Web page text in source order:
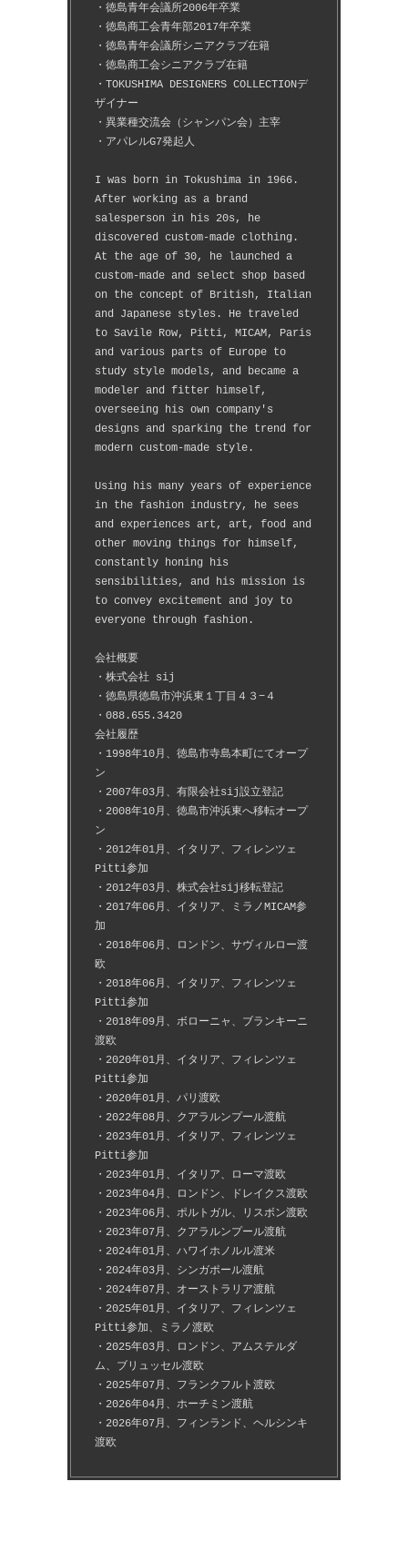
・徳島青年会議所2006年卒業
・徳島商工会青年部2017年卒業
・徳島青年会議所シニアクラブ在籍
・徳島商工会シニアクラブ在籍
・TOKUSHIMA DESIGNERS COLLECTIONデ
ザイナー
・異業種交流会（シャンパン会）主宰
・アパレルG7発起人
I was born in Tokushima in 1966.
After working as a brand
salesperson in his 20s, he
discovered custom-made clothing.
At the age of 30, he launched a
custom-made and select shop based
on the concept of British, Italian
and Japanese styles. He traveled
to Savile Row, Pitti, MICAM, Paris
and various parts of Europe to
study style models, and became a
modeler and fitter himself,
overseeing his own company's
designs and sparking the trend for
modern custom-made style.
Using his many years of experience
in the fashion industry, he sees
and experiences art, art, food and
other moving things for himself,
constantly honing his
sensibilities, and his mission is
to convey excitement and joy to
everyone through fashion.
会社概要
・株式会社 sij
・徳島県徳島市沖浜東１丁目４３−４
・088.655.3420
会社履歴
・1998年10月、徳島市寺島本町にてオープ
ン
・2007年03月、有限会社sij設立登記
・2008年10月、徳島市沖浜東へ移転オープ
ン
・2012年01月、イタリア、フィレンツェ
Pitti参加
・2012年03月、株式会社sij移転登記
・2017年06月、イタリア、ミラノMICAM参
加
・2018年06月、ロンドン、サヴィルロー渡
欧
・2018年06月、イタリア、フィレンツェ
Pitti参加
・2018年09月、ボローニャ、ブランキーニ
渡欧
・2020年01月、イタリア、フィレンツェ
Pitti参加
・2020年01月、パリ渡欧
・2022年08月、クアラルンプール渡航
・2023年01月、イタリア、フィレンツェ
Pitti参加
・2023年01月、イタリア、ローマ渡欧
・2023年04月、ロンドン、ドレイクス渡欧
・2023年06月、ポルトガル、リスボン渡欧
・2023年07月、クアラルンプール渡航
・2024年01月、ハワイホノルル渡米
・2024年03月、シンガポール渡航
・2024年07月、オーストラリア渡航
・2025年01月、イタリア、フィレンツェ
Pitti参加、ミラノ渡欧
・2025年03月、ロンドン、アムステルダ
ム、ブリュッセル渡欧
・2025年07月、フランクフルト渡欧
・2026年04月、ホーチミン渡航
・2026年07月、フィンランド、ヘルシンキ
渡欧